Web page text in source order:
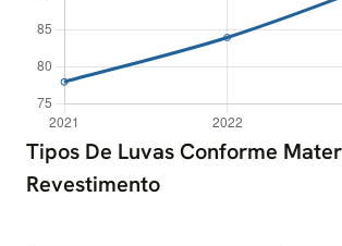
Tipos De Luvas Conforme
Revestimento